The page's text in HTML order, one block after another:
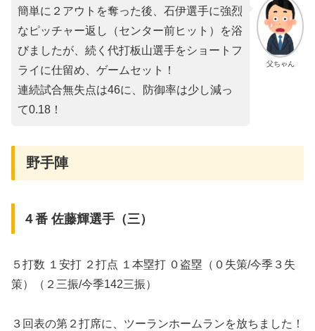
父ちゃん
簡単に２アウトを奪った後、石伊選手に強烈
なピッチャー返し（センター前ヒット）を浴
びましたが、続く代打板山選手をショートフ
ライに仕留め、ゲームセット！
連続試合無失点は46に、防御率は少し減っ
て0.18！
野手陣
４番 佐藤輝選手（三）
５打数 １安打 ２打点 １本塁打 ０盗塁（０失策/今季３失
策）（２三振/今季142三振）
３回表の第２打席に、ツーランホームランを放ちました！